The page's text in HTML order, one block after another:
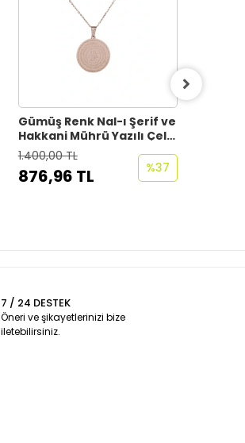
Gümüş Renk Nal-ı Şerif ve
Hakkani Mührü Yazılı Çelik
Kolye Kararmaz
Paslanmaz Zincir
1.400,00 TL
876,96 TL %37
7 / 24 DESTEK
Öneri ve şikayetlerinizi bize
iletebilirsiniz.